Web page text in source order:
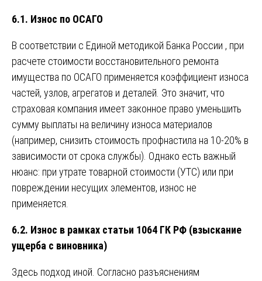
6.1. Износ по ОСАГО
В соответствии с Единой методикой Банка России , при
расчете стоимости восстановительного ремонта
имущества по ОСАГО применяется коэффициент износа
частей, узлов, агрегатов и деталей. Это значит, что
страховая компания имеет законное право уменьшить
сумму выплаты на величину износа материалов
(например, снизить стоимость профнастила на 10-20% в
зависимости от срока службы). Однако есть важный
нюанс: при утрате товарной стоимости (УТС) или при
повреждении несущих элементов, износ не
применяется.
6.2. Износ в рамках статьи 1064 ГК РФ (взыскание
ущерба с виновника)
Здесь подход иной. Согласно разъяснениям